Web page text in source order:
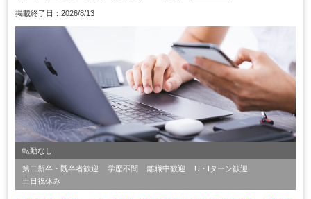
掲載終了日：2026/8/13
転勤なし
第二新卒・既卒者歓迎 学歴不問 離職中歓迎
U・Iターン歓迎
土日祝休み